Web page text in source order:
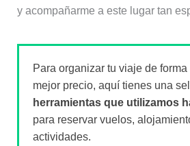
y acompañarme a este lugar tan
Para organizar tu viaje de forma
mejor precio, aquí tienes una
herramientas que utilizamos
para reservar vuelos,
actividades.